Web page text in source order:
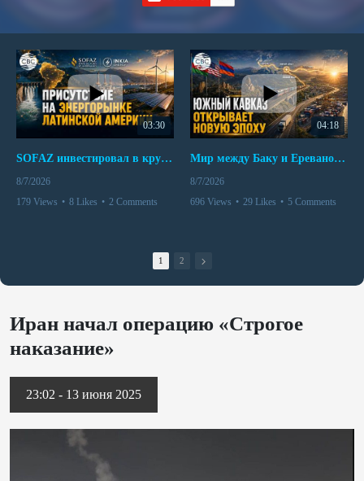
03:30
SOFAZ инвестировал в крупнейшего независимого производителя электроэнергии Перу
8/7/2026
179 Views • 8 Likes • 2 Comments
04:18
Мир между Баку и Ереваном запускает крупные логистические проекты
8/7/2026
696 Views • 29 Likes • 5 Comments
1 2
Иран начал операцию «Строгое
наказание»
23:02 - 13 июня 2025